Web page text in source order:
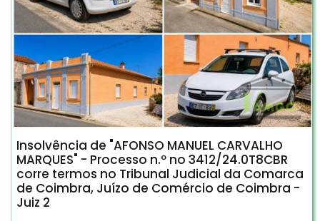
Insolvência de "AFONSO MANUEL CARVALHO
MARQUES" - Processo n.º no 3412/24.0T8CBR
corre termos no Tribunal Judicial da Comarca
de Coimbra, Juízo de Comércio de Coimbra -
Juiz 2